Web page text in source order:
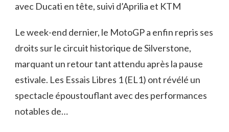
avec Ducati en tête, suivi d’Aprilia et KTM
Le week-end dernier, le MotoGP a enfin repris ses
droits sur le circuit historique de Silverstone,
marquant un retour tant attendu après la pause
estivale. Les Essais Libres 1 (EL1) ont révélé un
spectacle époustouflant avec des performances
notables de…